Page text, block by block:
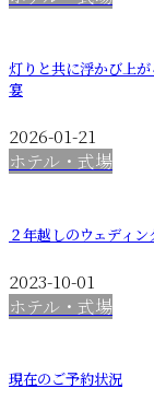
灯りと共に浮かび上
宴
2026-01-21
ホテル・式場
２年越しのウェディン
2023-10-01
ホテル・式場
現在のご予約状況